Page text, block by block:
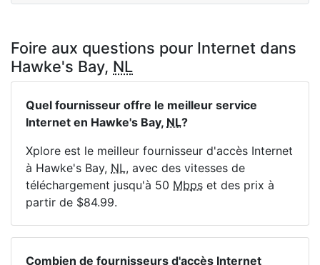
Foire aux questions pour Internet dans
Hawke's Bay, NL
Quel fournisseur offre le meilleur service
Internet en Hawke's Bay, NL?
Xplore est le meilleur fournisseur d'accès Internet
à Hawke's Bay, NL, avec des vitesses de
téléchargement jusqu'à 50 Mbps et des prix à
partir de $84.99.
Combien de fournisseurs d'accès Internet